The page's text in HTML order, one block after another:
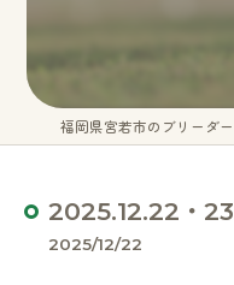
2025.12.22・23
2025/12/22